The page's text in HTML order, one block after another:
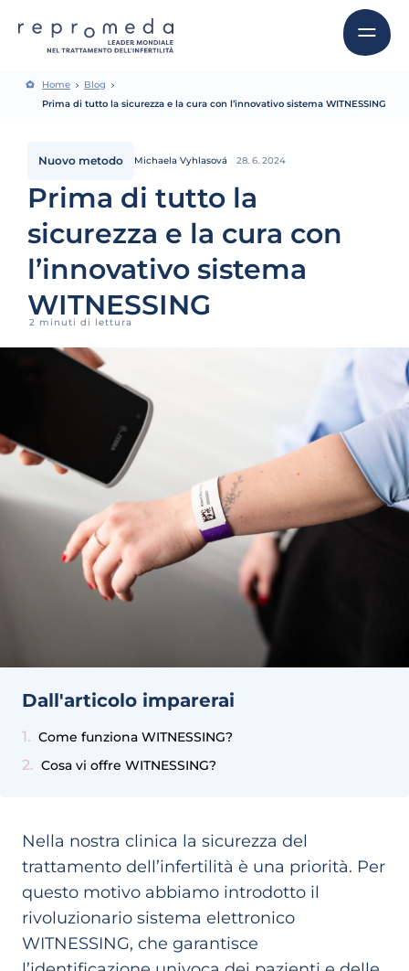
Home
Blog
Prima di tutto la sicurezza e la cura con l’innovativo sistema WITNESSING
Nuovo metodo Michaela Vyhlasová 28. 6. 2024
Prima di tutto la
sicurezza e la cura con
l’innovativo sistema
WITNESSING
2 minuti di lettura
Dall'articolo imparerai
Come funziona WITNESSING?
Cosa vi offre WITNESSING?
Nella nostra clinica la sicurezza del
trattamento dell’infertilità è una priorità. Per
questo motivo abbiamo introdotto il
rivoluzionario sistema elettronico
WITNESSING, che garantisce